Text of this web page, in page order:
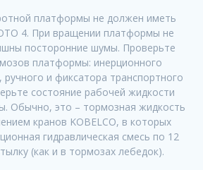
платформы не должен иметь
4. При вращении платформы не
посторонние шумы. Проверьте
платформы: инерционного
ручного и фиксатора транспортного
состояние рабочей жидкости
Обычно, это – тормозная жидкость
кранов KOBELCO, в которых
гидравлическая смесь по 12
(как и в тормозах лебедок).